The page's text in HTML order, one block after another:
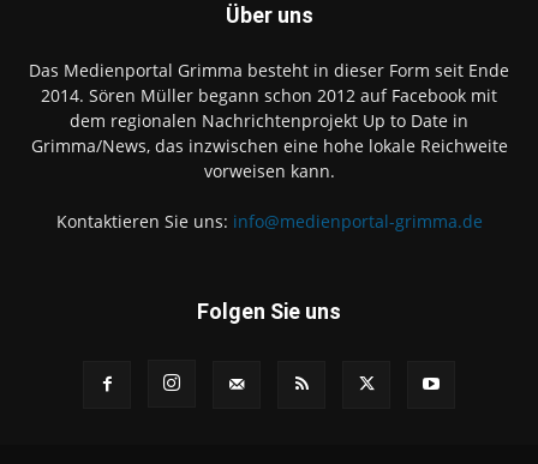
Über uns
Das Medienportal Grimma besteht in dieser Form seit Ende
2014. Sören Müller begann schon 2012 auf Facebook mit
dem regionalen Nachrichtenprojekt Up to Date in
Grimma/News, das inzwischen eine hohe lokale Reichweite
vorweisen kann.
Kontaktieren Sie uns: info@medienportal-grimma.de
Folgen Sie uns